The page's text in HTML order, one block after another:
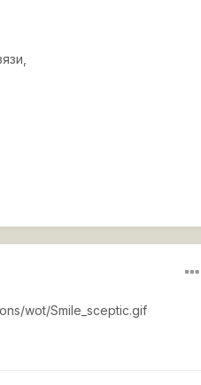
wot/Smile_sceptic.gif